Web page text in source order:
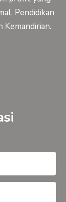
Pendidikan
Kemandirian.